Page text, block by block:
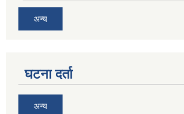
अन्य
घटना दर्ता
अन्य